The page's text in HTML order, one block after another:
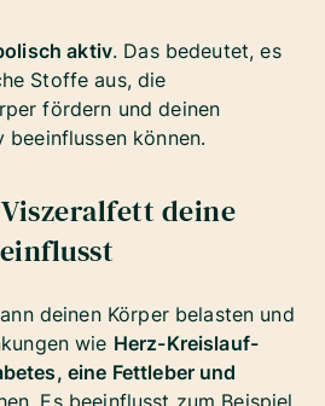
aktiv. Das bedeutet, es
Stoffe aus, die
fördern und deinen
können.
deine
deinen Körper belasten und
wie Herz-Kreislauf-
eine Fettleber und